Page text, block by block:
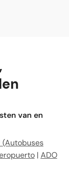
,
van en
(Autobuses
| ADO